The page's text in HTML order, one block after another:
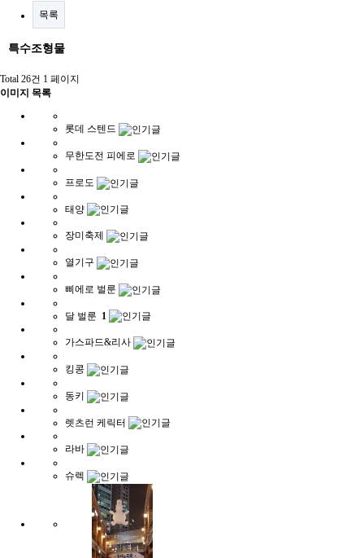
목록
특수조형물
Total 26건 1 페이지
이미지 목록
롯데 스텐드
무한도전 피에로
프로도
태양
장미축제
열기구
삐에로 벌룬
달 벌룬 1
가스파드&리사
킹콩
동키
렛츠런 케릭터
라바
슈렉